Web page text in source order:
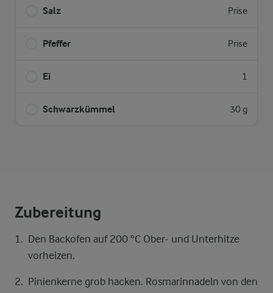
Salz Prise
Pfeffer Prise
Ei 1
Schwarzkümmel 30 g
Zubereitung
Den Backofen auf 200 °C Ober- und Unterhitze
vorheizen.
Pinienkerne grob hacken. Rosmarinnadeln von den